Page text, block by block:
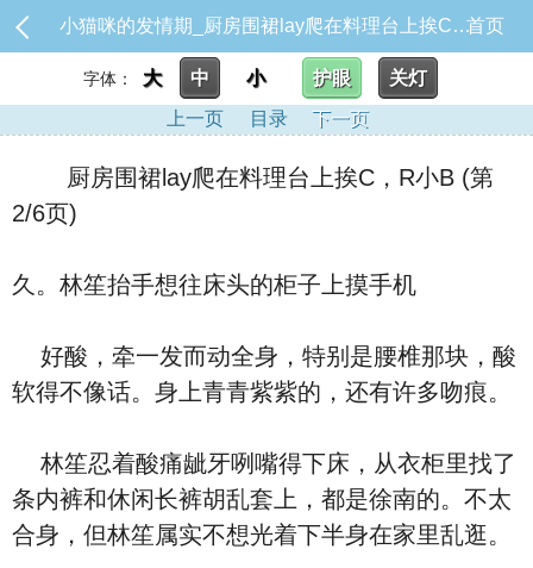
小猫咪的发情期_厨房围裙lay爬在料理台上挨C，R小B首页
字体： 大 中 小 护眼
关灯
上一页
目录 下一页
厨房围裙lay爬在料理台上挨C，R小B (第
2/6页)
久。林笙抬手想往床头的柜子上摸手机
好酸，牵一发而动全身，特别是腰椎那块，酸
软得不像话。身上青青紫紫的，还有许多吻痕。
林笙忍着酸痛龇牙咧嘴得下床，从衣柜里找了
条内裤和休闲长裤胡乱套上，都是徐南的。不太
合身，但林笙属实不想光着下半身在家里乱逛。